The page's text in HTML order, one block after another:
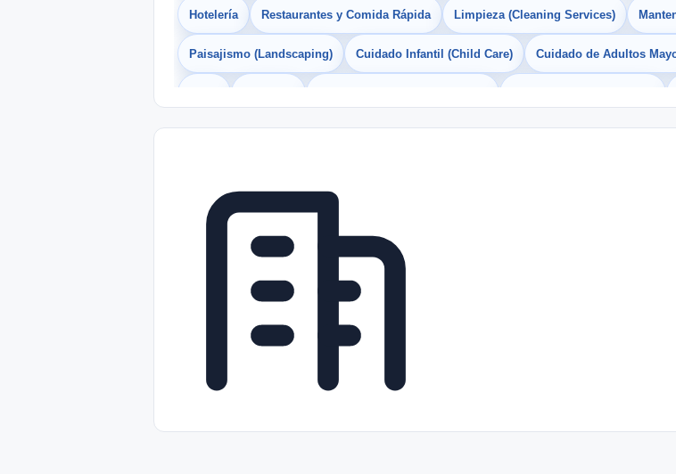
Hotelería Restaurantes y Comida Rápida Limpieza (Cleaning Services)
Paisajismo (Landscaping) Cuidado Infantil (Child Care) Cuidado de Adultos
Freelance Prácticas (Internships) Empleos para Estudiantes Empleos
Telecomunicaciones